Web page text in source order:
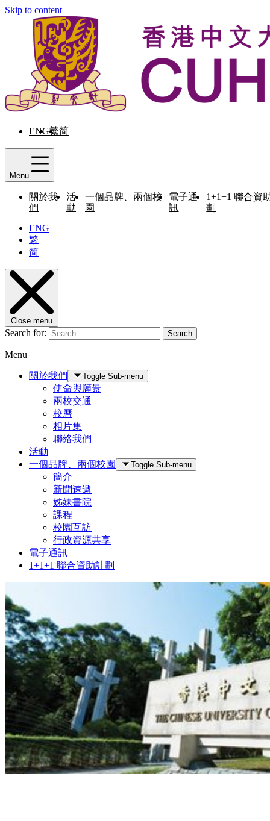
Skip to content
ENG繁简
Menu
關於我
們
活
動
一個品牌、兩個校
園
電子通
訊
1+1+1 聯合資
劃
ENG
繁
简
Close menu
Search for: Search
Menu
關於我們 Toggle Sub-menu
使命與願景
兩校交通
校曆
相片集
聯絡我們
活動
一個品牌、兩個校園
Toggle Sub-menu
簡介
新聞速遞
姊妹書院
課程
校園互訪
行政資源共享
電子通訊
1+1+1 聯合資助計劃